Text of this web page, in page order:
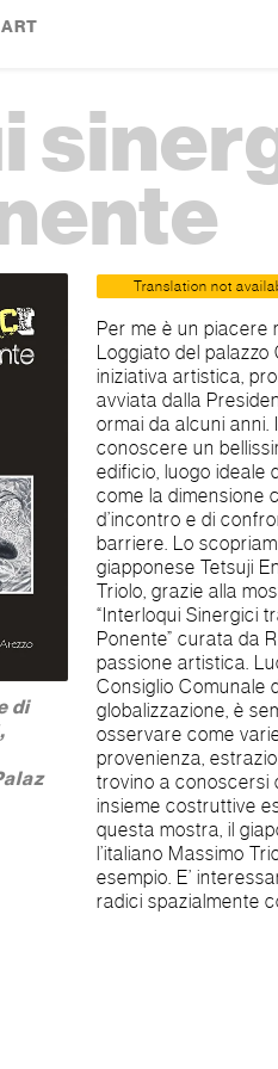
di
Translation not
Per me è un piacere
Loggiato del
iniziativa artistica,
avviata dalla
ormai da alcuni
conoscere un
edificio, luogo ideale
come la dimensione
d’incontro e di
barriere. Lo
giapponese Tetsuji
Triolo, grazie alla
“Interloqui Sinergici
Ponente” curata da
passione artistica. Luciano Ralli Presidente del
Consiglio Comunale di Arezzo In
globalizzazione, è
osservare come
provenienza,
trovino a conoscersi
insieme costruttive
questa mostra, il
l’italiano Massimo
esempio. E’ interessante notare che pur avendo
radici spazialmente